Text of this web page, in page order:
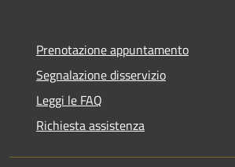
Prenotazione appuntamento
Segnalazione disservizio
Leggi le FAQ
Richiesta assistenza